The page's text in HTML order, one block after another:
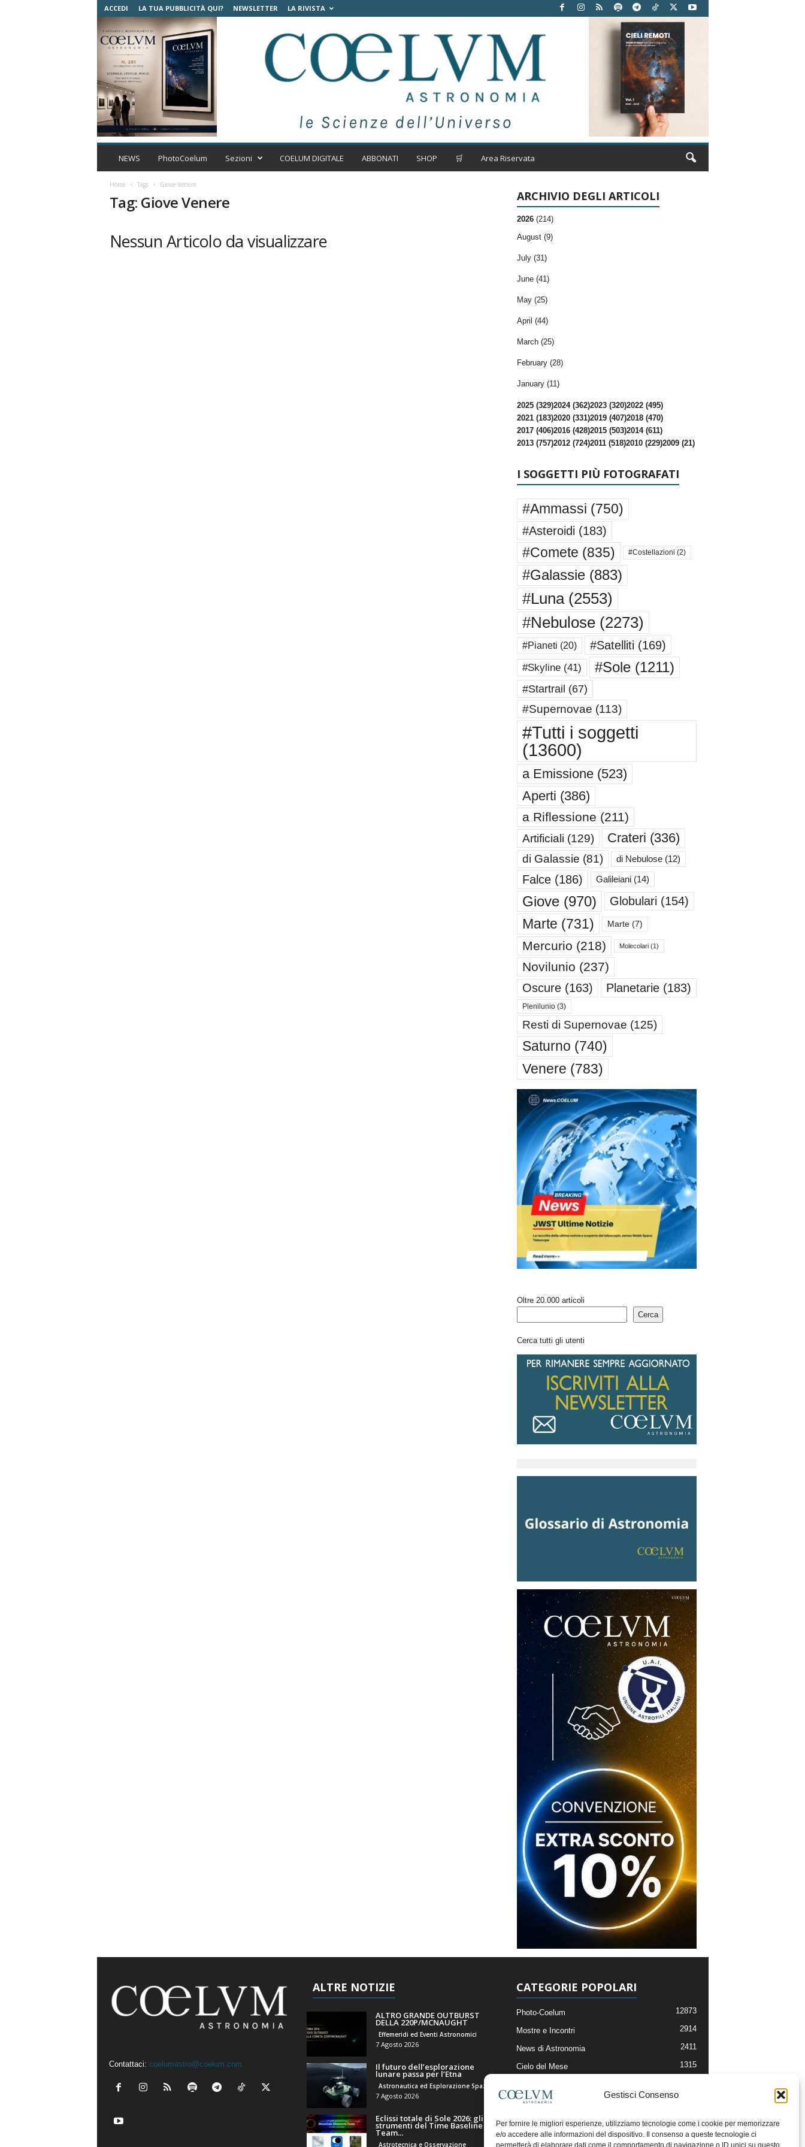
Gestisci Consenso
Per fornire le migliori esperienze, utilizziamo tecnologie come i cookie per memorizzare
e/o accedere alle informazioni del dispositivo. Il consenso a queste tecnologie ci
permetterà di elaborare dati come il comportamento di navigazione o ID unici su questo
ACCEDI LA TUA PUBBLICITÀ QUI? NEWSLETTER LA RIVISTA
C
m
t
NEWS PhotoCoelum Sezioni COELUM DIGITALE ABBONATI SHOP 🛒 Area Riservata
Home Tags Giove Venere
Tag: Giove Venere
Nessun Articolo da visualizzare
ARCHIVIO DEGLI ARTICOLI
2026 (214)
August (9)
July (31)
June (41)
May (25)
April (44)
March (25)
February (28)
January (11)
2025 (329)2024 (362)2023 (320)2022 (495)
2021 (183)2020 (331)2019 (407)2018 (470)
2017 (406)2016 (428)2015 (503)2014 (611)
2013 (757)2012 (724)2011 (518)2010 (229)2009 (21)
I SOGGETTI PIÙ FOTOGRAFATI
#Ammassi (750)
#Asteroidi (183)
#Comete (835) #Costellazioni (2)
#Galassie(883)
#Luna(2553)
#Nebulose(2273)
#Pianeti (20) #Satelliti (169)
#Skyline(41) #Sole(1211)
#Startrail (67)
#Supernovae (113)
#Tutti i soggetti
(13600)
a Emissione(523)
Aperti (386)
a Riflessione (211)
Artificiali (129) Crateri (336)
di Galassie (81) di Nebulose(12)
Falce(186) Galileiani(14)
Giove(970) Globulari (154)
Marte (731) Marte(7)
Mercurio (218) Molecolari(1)
Novilunio (237)
Oscure(163) Planetarie(183)
Plenilunio(3)
Resti di Supernovae (125)
Saturno (740)
Venere (783)
Oltre 20.000 articoli
Cerca
Cerca tutti gli utenti
Contattaci: coelumastro@coelum.com
ALTRE NOTIZIE
ALTRO GRANDE OUTBURST
DELLA 220P/MCNAUGHT
Effemeridi ed Eventi Astronomici
7 Agosto 2026
Il futuro dell’esplorazione
lunare passa per l’Etna
7 Agosto 2026
Eclissi totale di Sole 2026: gli
strumenti del Time Baseline
Team...
Astrotecnica e Osservazione
CATEGORIE POPOLARI
Photo-Coelum 12873
Mostre e Incontri 2914
News di Astronomia 2411
Cielo del Mese 1315
Articoli e Risorse On-Line
Il Blog della Redazione